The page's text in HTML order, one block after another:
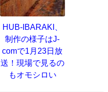
HUB-IBARAKI、
制作の様子はJ-
comで1月23日放
送！現場で見るの
もオモシロい